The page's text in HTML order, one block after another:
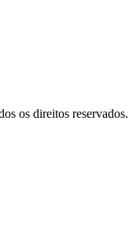
os direitos reservados.